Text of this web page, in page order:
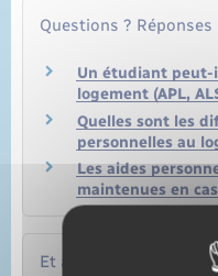
Questions ? Réponses
Un étudiant peut-
logement (APL,
Quelles sont les
personnelles au
Les aides
maintenues en
Et aussi